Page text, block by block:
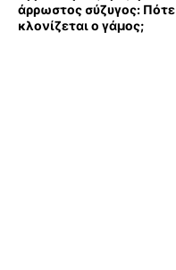
άρρωστος σύζυγος: Πότε
κλονίζεται ο γάμος;